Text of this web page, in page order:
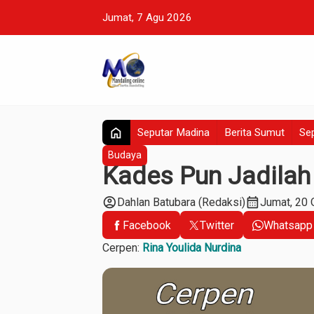
Jumat, 7 Agu 2026
home Seputar Madina Berita Sumut
Budaya
Kades Pun Jadilah
account_circleDahlan Batubara (Redaksi)calendar_monthJumat, 20
Facebook
Twitter Whatsapp
Cerpen: Rina Youlida Nurdina